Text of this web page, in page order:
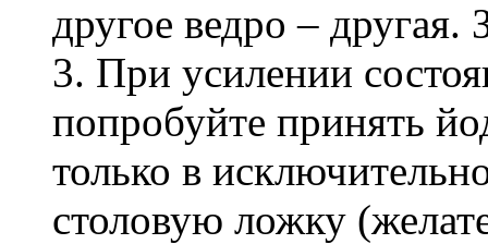
другое ведро – другая.
3. При усилении
попробуйте принять
только в
столовую ложку